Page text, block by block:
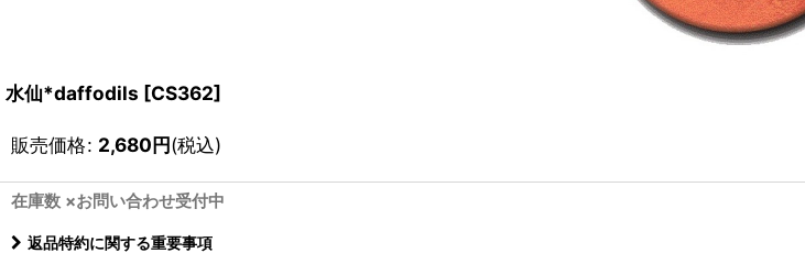
水仙*daffodils [CS362]
販売価格: 2,680円(税込)
在庫数 ×お問い合わせ受付中
返品特約に関する重要事項